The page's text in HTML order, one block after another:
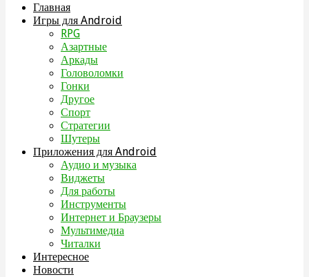
Главная
Игры для Android
RPG
Азартные
Аркады
Головоломки
Гонки
Другое
Спорт
Стратегии
Шутеры
Приложения для Android
Аудио и музыка
Виджеты
Для работы
Инструменты
Интернет и Браузеры
Мультимедиа
Читалки
Интересное
Новости